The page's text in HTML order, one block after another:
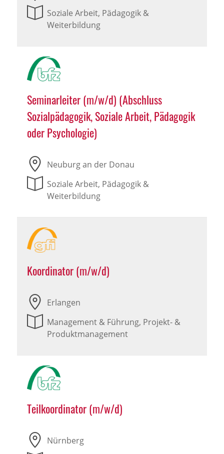
Soziale Arbeit, Pädagogik &
Weiterbildung
Seminarleiter (m/w/d) (Abschluss
Sozialpädagogik, Soziale Arbeit, Pädagogik
oder Psychologie)
Neuburg an der Donau
Soziale Arbeit, Pädagogik &
Weiterbildung
Koordinator (m/w/d)
Erlangen
Management & Führung, Projekt- &
Produktmanagement
Teilkoordinator (m/w/d)
Nürnberg